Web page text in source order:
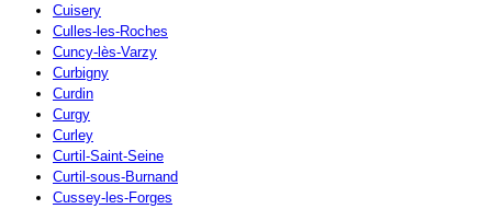
Cuisery
Culles-les-Roches
Cuncy-lès-Varzy
Curbigny
Curdin
Curgy
Curley
Curtil-Saint-Seine
Curtil-sous-Burnand
Cussey-les-Forges